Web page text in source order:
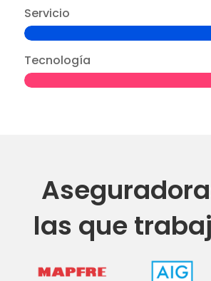
Servicio
Tecnología
las que